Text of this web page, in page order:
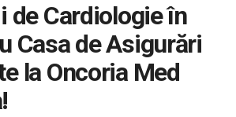
de Cardiologie în
Casa de Asigurări
la Oncoria Med